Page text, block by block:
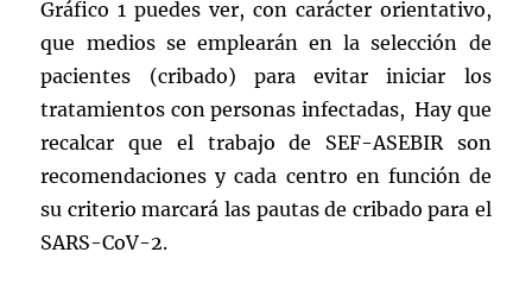
Gráfico 1 puedes ver, con carácter orientativo,
que medios se emplearán en la selección de
pacientes (cribado) para evitar iniciar los
tratamientos con personas infectadas, Hay que
recalcar que el trabajo de SEF-ASEBIR son
recomendaciones y cada centro en función de
su criterio marcará las pautas de cribado para el
SARS-CoV-2.